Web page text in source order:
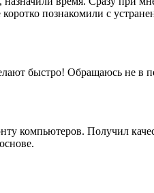
познакомили с
быстро! Обращаюсь не в
компьютеров. Получил